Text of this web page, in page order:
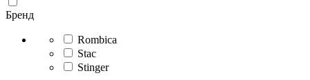
Бренд
Rombica
Stac
Stinger